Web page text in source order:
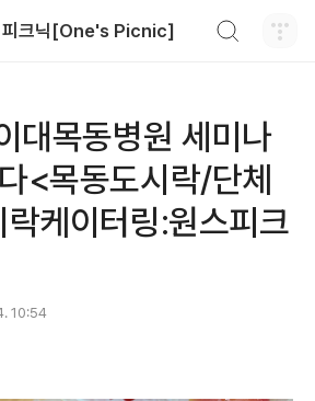
피크닉[One's Picnic]
대목동병원 세미나
<목동도시락/단체
케이터링:원스피크
10:54